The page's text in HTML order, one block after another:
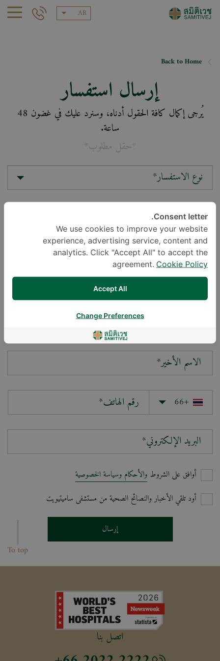
AR
Back to Home
إرسال استفسار
يُرجى إكمال كافة الحقول أدناه، وسنرد عليك في غضون 48
ساعة.
*حقل مطلوب*
نوع الاستفسار*
الموقع*
سؤالك*
الاسم الأخير*
البريد الإلكتروني*
أوافق على الشروط والأحكام وسياسة الخصوصية
أود تلقي الأخبار والنصائح الصحية من مستشفى ساميتيويت
إرسال
To top
اتصل بنا
Consent letter.
We use cookies to improve your website
experience, advertising service, content and
analytics. Click "Accept All" to accept the
agreement. Cookie Policy
Accept All
Change Preferences